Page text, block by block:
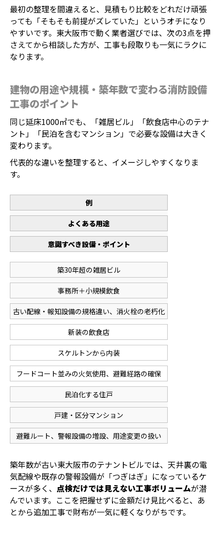
最初の整理を間違えると、見積もり比較をどれだけ頑張
っても「そもそも前提がズレていた」というオチになり
やすいです。東大阪市で動く業者選びでは、次の3点を押
さえてから相談した方が、工事も段取りも一気にラクに
なります。
建物の用途や規模・築年数で変わる消防設備
工事のポイント
同じ延床1000㎡でも、「雑居ビル」「飲食店中心のテナ
ント」「民泊を含むマンション」で必要な設備は大きく
変わります。
代表的な違いを整理すると、イメージしやすくなりま
す。
例
よくある用途
意識すべき設備・ポイント
築30年超の雑居ビル
事務所＋小規模飲食
古い配線・報知設備の規格違い、消火栓の老朽化
新装の飲食店
スケルトンから内装
フードコート並みの火気使用、避難経路の確保
民泊化する住戸
戸建・区分マンション
避難ルート、警報設備の増設、用途変更の扱い
築年数が古い東大阪市のテナントビルでは、天井裏の電
気配線や既存の警報設備が「つぎはぎ」になっているケ
ースが多く、 点検だけでは見えない工事ボリュームが潜
んでいます。ここを把握せずに金額だけ見比べると、あ
とから追加工事で財布が一気に軽くなりがちです。